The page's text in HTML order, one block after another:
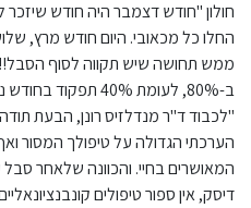
חולון "חודש דצמבר היה חודש שיזכר
החלו כל מכאובי. היום חודש מרץ,
ממש תחושה שיש תקווה לסוף
ב-80%, לעומת 40%
"לכבוד ד"ר מנדלזיס רונן, הבעת
הערכתי הגדולה על טיפולך המסור
המאושרים בחיי. והכוונה שלאחר
דיסק, אין ספור טיפולים